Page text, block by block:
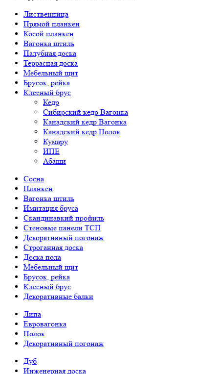
Лиственница
Прямой планкен
Косой планкен
Вагонка штиль
Палубная доска
Террасная доска
Мебельный щит
Брусок, рейка
Клееный брус
Кедр
Сибирский кедр Вагонка
Канадский кедр Вагонка
Канадский кедр Полок
Кумару
ИПЕ
Абаши
Сосна
Планкен
Вагонка штиль
Имитация бруса
Скандинавкий профиль
Стеновые панели ТСП
Декоративный погонаж
Строганная доска
Доска пола
Мебельный щит
Брусок, рейка
Клееный брус
Декоративные балки
Липа
Евровагонка
Полок
Декоративный погонаж
Дуб
Инженерная доска